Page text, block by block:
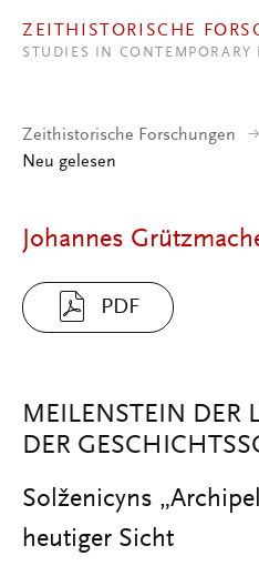
ZEITHISTORISCHE
STUDIES IN CONTEMPORARY
Zeithistorische Forschungen
Neu gelesen
Johannes
PDF
MEILENSTEIN DER
DER
Solženicyns
heutiger Sicht